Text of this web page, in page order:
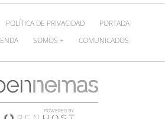
POLÍTICA DE PRIVACIDAD
PORTADA
SOMOS + COMUNICADOS